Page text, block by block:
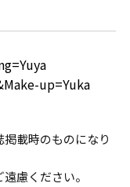
up=Yuka
載時のものになり
慮ください。